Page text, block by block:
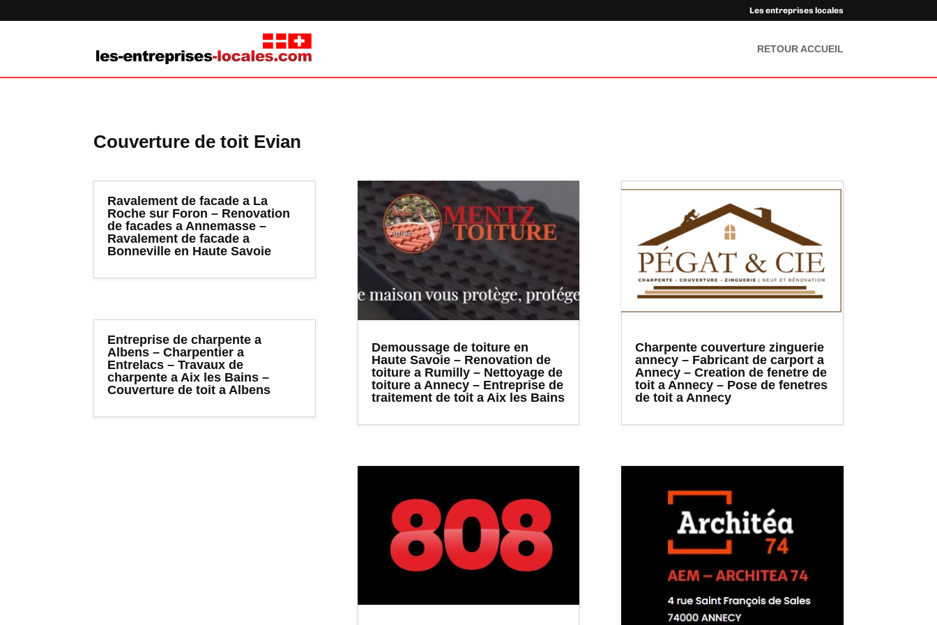
Les entreprises locales
RETOUR ACCUEIL
Couverture de toit Evian
Ravalement de facade a La
Roche sur Foron – Renovation
de facades a Annemasse –
Ravalement de facade a
Bonneville en Haute Savoie
Entreprise de charpente a
Albens – Charpentier a
Entrelacs – Travaux de
charpente a Aix les Bains –
Couverture de toit a Albens
Demoussage de toiture en
Haute Savoie – Renovation de
toiture a Rumilly – Nettoyage de
toiture a Annecy – Entreprise de
traitement de toit a Aix les Bains
Charpente couverture zinguerie
annecy – Fabricant de carport a
Annecy – Creation de fenetre de
toit a Annecy – Pose de fenetres
de toit a Annecy